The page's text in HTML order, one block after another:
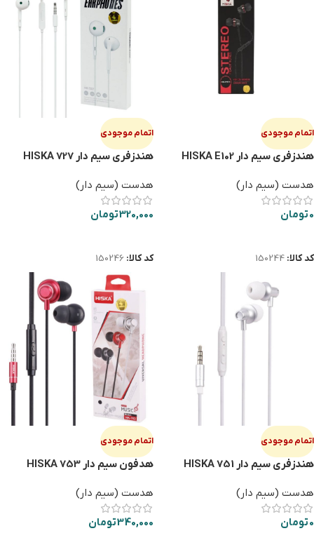
اتمام موجودی
هندزفری سیم دار HISKA E102
هدست (سیم دار)
0تومان
کد کالا: 150244
اتمام موجودی
هندزفری سیم دار HISKA 727
هدست (سیم دار)
320,000تومان
کد کالا: 150246
اتمام موجودی
هندزفری سیم دار HISKA 751
هدست (سیم دار)
0تومان
اتمام موجودی
هدفون سیم دار HISKA 753
هدست (سیم دار)
340,000تومان